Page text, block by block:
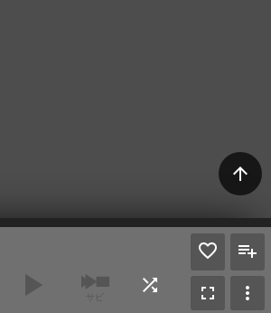
arrow_upward
play_arrow サビ
shuffle fullscreen more_vert